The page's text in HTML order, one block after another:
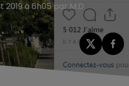
2019 à 6h05 par M.D